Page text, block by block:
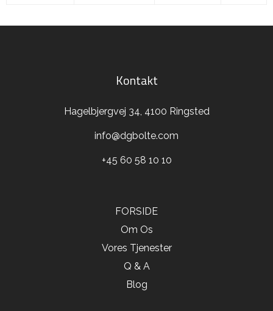
Kontakt
Hagelbjergvej 34, 4100 Ringsted
info@dgbolte.com
+45 60 58 10 10
FORSIDE
Om Os
Vores Tjenester
Q & A
Blog